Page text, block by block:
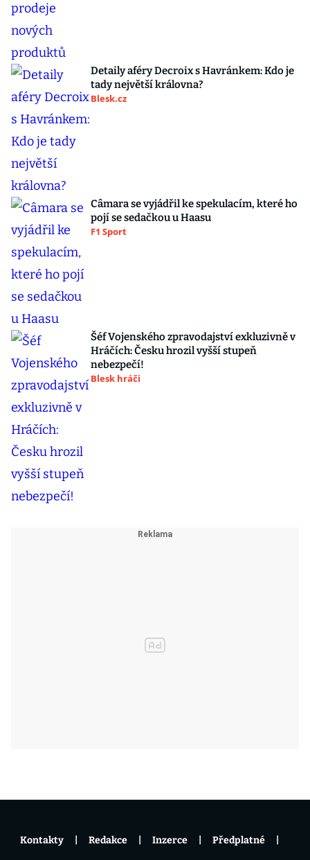
Detaily aféry Decroix s Havránkem: Kdo je
tady největší královna?
Blesk.cz
Câmara se vyjádřil ke spekulacím, které ho
pojí se sedačkou u Haasu
F1 Sport
Šéf Vojenského zpravodajství exkluzivně v
Hráčích: Česku hrozil vyšší stupeň
nebezpečí!
Blesk hráči
Kontakty Redakce Inzerce Předplatné